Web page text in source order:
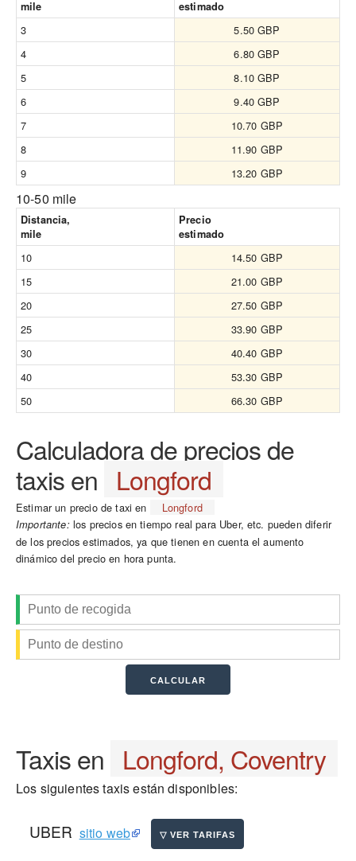
mile estimado
3
5.50 GBP
4
6.80 GBP
5
8.10 GBP
6
9.40 GBP
7
10.70 GBP
8
11.90 GBP
9
13.20 GBP
10-50 mile
Distancia,
mile
Precio
estimado
10
14.50 GBP
15
21.00 GBP
20
27.50 GBP
25
33.90 GBP
30
40.40 GBP
40
53.30 GBP
50
66.30 GBP
Calculadora de precios de
taxis en Longford
Estimar un precio de taxi en Longford
Importante:los precios en tiempo real para Uber, etc. pueden diferir
de los precios estimados, ya que tienen en cuenta el aumento
dinámico del precio en hora punta.
Taxis en Longford, Coventry
Los siguientes taxis están disponibles:
UBER sitio web